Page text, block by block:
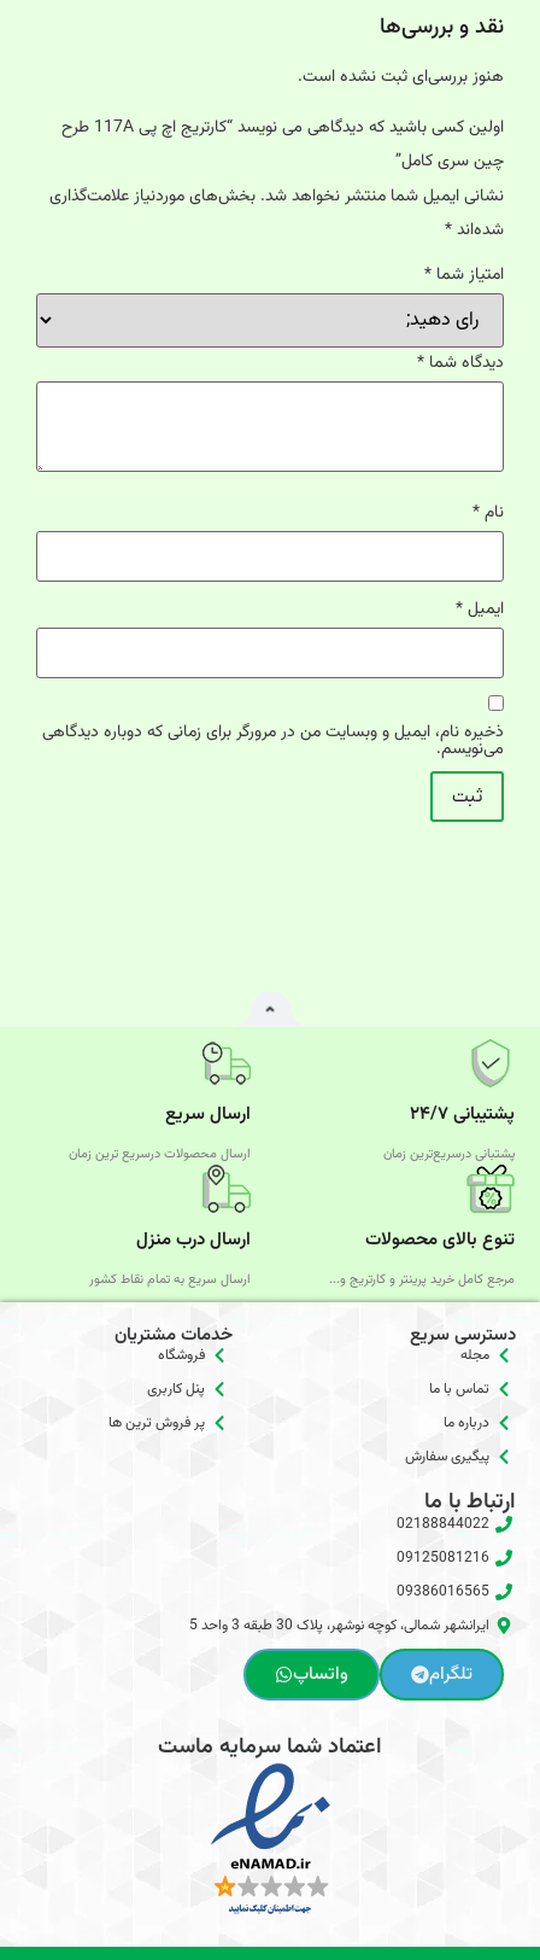
نقد و بررسی‌ها
هنوز بررسی‌ای ثبت نشده است.
اولین کسی باشید که دیدگاهی می نویسد “کارتریج اچ پی 117A طرح
چین سری کامل”
نشانی ایمیل شما منتشر نخواهد شد. بخش‌های موردنیاز علامت‌گذاری
شده‌اند*
امتیاز شما *
دیدگاه شما *
نام*
ایمیل*
ذخیره نام، ایمیل و وبسایت من در مرورگر برای زمانی که دوباره دیدگاهی
می‌نویسم.
پشتیبانی ۲۴/۷
پشتبانی درسریع‌ترین زمان
ارسال سریع
ارسال محصولات درسریع‌ ترین زمان
تنوع بالای محصولات
مرجع کامل خرید پرینتر و کارتریج و...
ارسال درب منزل
ارسال سریع به تمام نقاط کشور
دسترسی سریع
مجله
تماس با ما
درباره ما
پیگیری سفارش
خدمات مشتریان
فروشگاه
پنل کاربری
پر فروش ترین ها
ارتباط با ما
02188844022
09125081216
09386016565
ایرانشهر شمالی، کوچه نوشهر، پلاک 30 طبقه 3 واحد 5
تلگرام واتساپ
اعتماد شما سرمایه ماست